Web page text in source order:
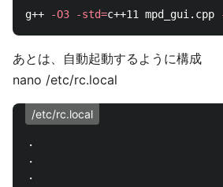
g++ -O3 -std=c++11 mpd_gui.cpp
あとは、自動起動するように構成
nano /etc/rc.local
/etc/rc.local
・
・
・